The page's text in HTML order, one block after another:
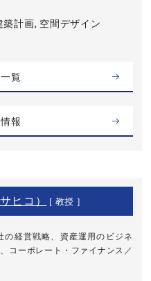
築計画, 空間デザイン
覧
報
ヒコ） [ 教授 ]
の経営戦略、資産運用のビジネ
コーポレート・ファイナンス／